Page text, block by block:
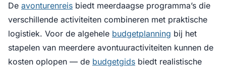
De avonturenreis biedt meerdaagse programma’s die
verschillende activiteiten combineren met praktische
logistiek. Voor de algehele budgetplanning bij het
stapelen van meerdere avontuuractiviteiten kunnen de
kosten oplopen — de budgetgids biedt realistische